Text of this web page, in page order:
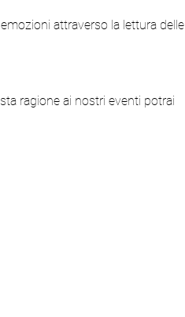
attraverso la lettura delle
ragione ai nostri eventi potrai